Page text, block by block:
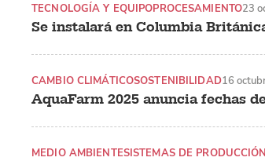
Se instalará en Columbia
TECNOLOGÍA Y EQUIPOPROCESAMIENTO23
AquaFarm 2025 anuncia fechas
CAMBIO CLIMÁTICOSOSTENIBILIDAD16
MEDIO AMBIENTESISTEMAS DE PRODUCCIÓN